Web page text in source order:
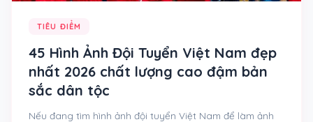
TIÊU ĐIỂM
45 Hình Ảnh Đội Tuyển Việt Nam đẹp
nhất 2026 chất lượng cao đậm bản
sắc dân tộc
Nếu đang tìm hình ảnh đội tuyển Việt Nam để làm ảnh